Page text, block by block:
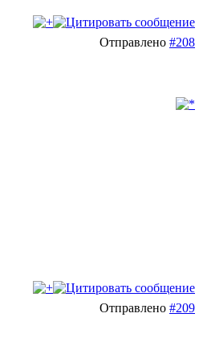
Отправлено #208
Отправлено #209